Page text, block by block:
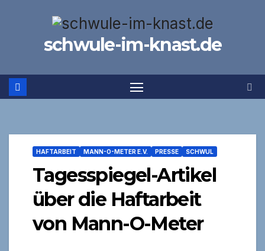
schwule-im-knast.de
HAFTARBEIT MANN-O-METER E.V. PRESSE SCHWUL
Tagesspiegel-Artikel
über die Haftarbeit
von Mann-O-Meter